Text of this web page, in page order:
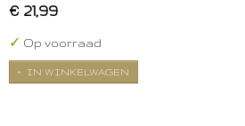
€ 21,99
✓ Op voorraad
IN WINKELWAGEN